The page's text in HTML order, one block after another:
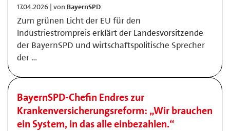
17.04.2026 | von BayernSPD
Zum grünen Licht der EU für den
Industriestrompreis erklärt der Landesvorsitzende
der BayernSPD und wirtschaftspolitische Sprecher
der …
BayernSPD-Chefin Endres zur
Krankenversicherungsreform: „Wir brauchen
ein System, in das alle einbezahlen.“